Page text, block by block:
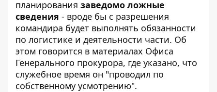
планирования заведомо ложные
сведения - вроде бы с разрешения
командира будет выполнять обязанности
по логистике и деятельности части. Об
этом говорится в материалах Офиса
Генерального прокурора, где указано, что
служебное время он "проводил по
собственному усмотрению".